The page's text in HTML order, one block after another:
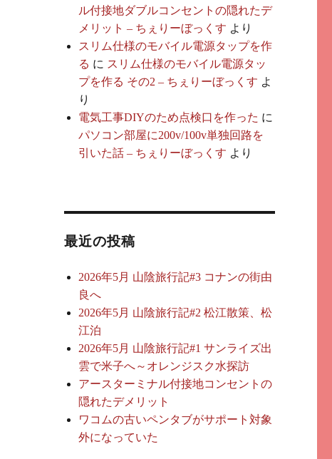
ル付接地ダブルコンセントの隠れたデ
メリット – ちぇりーぼっくす より
スリム仕様のモバイル電源タップを作
る に スリム仕様のモバイル電源タッ
プを作る その2 – ちぇりーぼっくす よ
り
電気工事DIYのため点検口を作った に
パソコン部屋に200v/100v単独回路を
引いた話 – ちぇりーぼっくす より
最近の投稿
2026年5月 山陰旅行記#3 コナンの街由
良へ
2026年5月 山陰旅行記#2 松江散策、松
江泊
2026年5月 山陰旅行記#1 サンライズ出
雲で米子へ～オレンジスク水探訪
アースターミナル付接地コンセントの
隠れたデメリット
ワコムの古いペンタブがサポート対象
外になっていた